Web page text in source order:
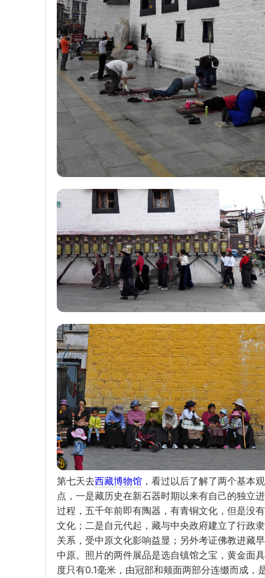
第七天去西藏博物馆 ，看过以后了解了两个基本观
点，一是藏历史在新石器时期以来有自己的独立
过程，五千年前即有陶器，有青铜文化，但是没
文化；二是自元代起，藏与中央政府建立了行政
关系，受中原文化影响益显；另外考证佛教进藏
中原。照片的两件展品是选自镇馆之宝，黄金面
度只有0.1毫米，由冠部和颊面两部分连缀而成，